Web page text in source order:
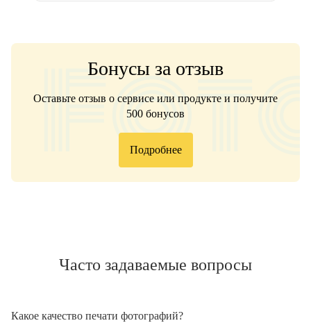
Бонусы за отзыв
Оставьте отзыв о сервисе или продукте и получите
500 бонусов
Подробнее
Часто задаваемые вопросы
Какое качество печати фотографий?